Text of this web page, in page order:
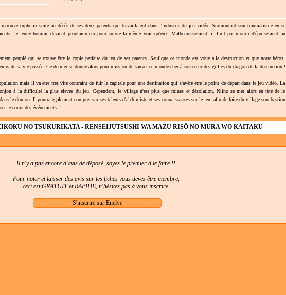
orphelin suite au décès de ses deux parents qui travaillaient dans l'industrie du jeu vidéo. Surmontant son traumatisme en se
le jeune homme devient programmeur pour suivre la même voie qu'eux. Malheureusement, il finit par mourir d'épuisement au
peuplé qui se trouve être la copie parfaite du jeu de ses parents. Sauf que ce monde est voué à la destruction et que notre héros,
de sa vie passée. Ce dernier se donne alors pour mission de sauver ce monde cher à son cœur des griffes du dragon de la destruction !
mais il va être très vite contraint de fuir la capitale pour une destination qui s'avère être le point de départ dans le jeu vidéo. La
à la difficulté la plus élevée du jeu. Cependant, le village n'est plus que ruines et désolation, Niino se met alors en tête de le
le donjon. Il pourra également compter sur ses talents d'alchimiste et ses connaissances sur le jeu, afin de faire du village son bastion
le cours des événements !
NO TSUKURIKATA - RENSEIJUTSUSHI WA MAZU RISÔ NO MURA WO KAITAKU
Il n'y a pas encore d'avis de déposé, soyez le premier à le faire !!
Pour noter et laisser des avis sur les fiches vous devez être membre,
ceci est GRATUIT et RAPIDE, n'hésitez pas à vous inscrire.